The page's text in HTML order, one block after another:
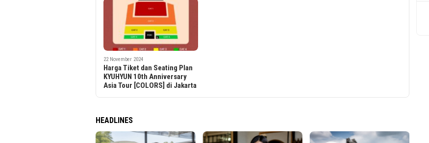
22 November 2024
Harga Tiket dan Seating Plan
KYUHYUN 10th Anniversary
Asia Tour [COLORS] di Jakarta
HEADLINES